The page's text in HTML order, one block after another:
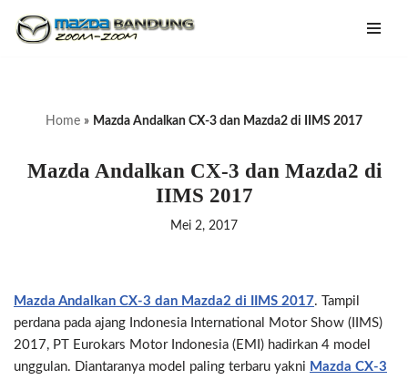
Home » Mazda Andalkan CX-3 dan Mazda2 di IIMS 2017
Mazda Andalkan CX-3 dan Mazda2 di
IIMS 2017
Mei 2, 2017
Mazda Andalkan CX-3 dan Mazda2 di IIMS 2017. Tampil
perdana pada ajang Indonesia International Motor Show (IIMS)
2017, PT Eurokars Motor Indonesia (EMI) hadirkan 4 model
unggulan. Diantaranya model paling terbaru yakni Mazda CX-3